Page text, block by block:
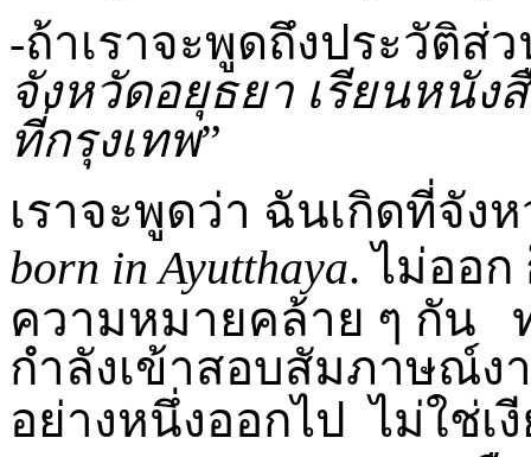
-ถ้าเราจะพูดถึงประวัติส่
จังหวัดอยุธยา เรียนหนั
ที่กรุงเทพ”
เราจะพูดว่า ฉันเกิดที่จั
born in Ayutthaya.ไม่ออก
ความหมายคล้าย ๆ กัน
กำลังเข้าสอบสัมภาษณ์ง
อย่างหนึ่งออกไป ไม่ใช่เ